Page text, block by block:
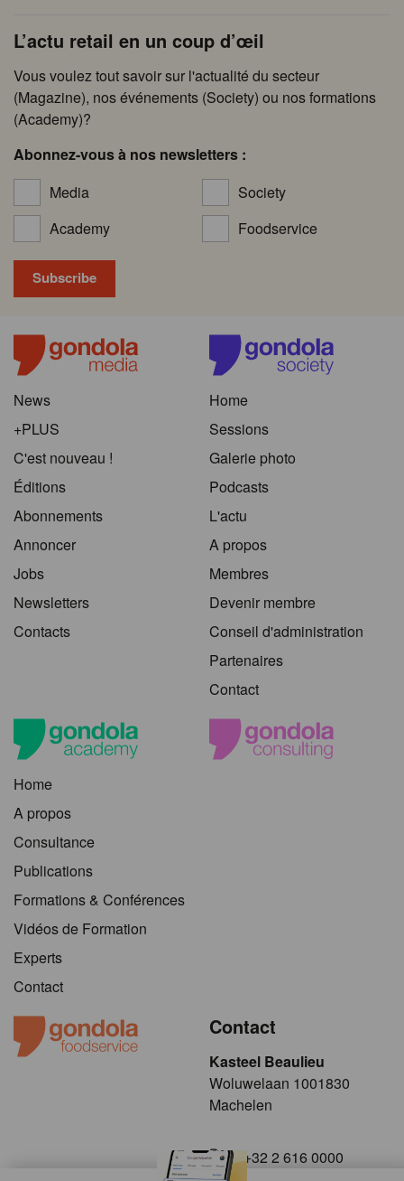
L’actu retail en un coup d’œil
Vous voulez tout savoir sur l'actualité du secteur
(Magazine), nos événements (Society) ou nos formations
(Academy)?
Abonnez-vous à nos newsletters :
Media
Society
Academy
Foodservice
News
+PLUS
C'est nouveau !
Éditions
Abonnements
Annoncer
Jobs
Newsletters
Contacts
Home
Sessions
Galerie photo
Podcasts
L'actu
A propos
Membres
Devenir membre
Conseil d'administration
Partenaires
Contact
Home
A propos
Consultance
Publications
Formations & Conférences
Vidéos de Formation
Experts
Contact
Contact
Kasteel Beaulieu
​​​Woluwelaan 1001830
Machelen
+32 2 616 0000